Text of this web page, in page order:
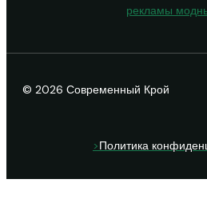
рекламы
© 2026 Современный Крой
>Политика